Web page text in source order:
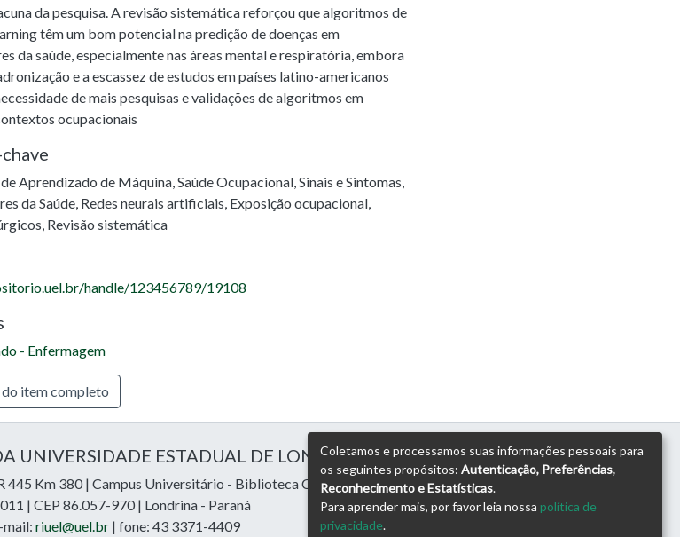
da pesquisa. A revisão sistemática reforçou que algoritmos de
têm um bom potencial na predição de doenças em
da saúde, especialmente nas áreas mental e respiratória, embora
e a escassez de estudos em países latino-americanos
de mais pesquisas e validações de algoritmos em
ocupacionais
Aprendizado de Máquina,Saúde Ocupacional,Sinais e Sintomas,
da Saúde, Redes neurais artificiais, Exposição ocupacional,
, Revisão sistemática
handle/123456789/19108
- Enfermagem
do item completo
UNIVERSIDADE ESTADUAL DE LONDRINA
445 Km 380 | Campus Universitário - Biblioteca Central
| CEP 86.057-970 | Londrina - Paraná
riuel@uel.br | fone: 43 3371-4409
Coletamos e processamos suas informações pessoais para
os seguintes propósitos: Autenticação, Preferências,
Reconhecimento e Estatísticas.
Para aprender mais, por favor leia nossa política de
privacidade.